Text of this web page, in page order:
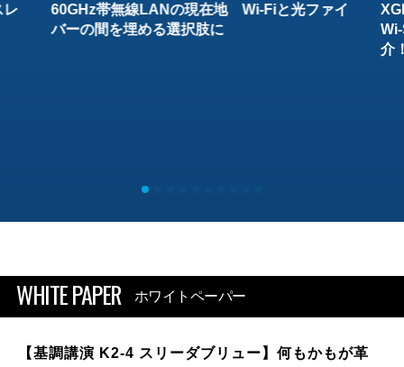
レ
60GHz帯無線LANの現在地 Wi-Fiと光ファイ
バーの間を埋める選択肢に
介
WHITE PAPER ホワイトペーパー
【基調講演 K2-4 スリーダブリュー】何もかもが革